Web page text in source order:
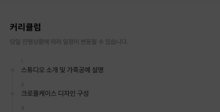
커리큘럼
당일 진행상황에 따라 일정이 변동될 수 있습니다.
1
스튜디오 소개 및 가죽공예 설명
2
크로플케이스 디자인 구성
3